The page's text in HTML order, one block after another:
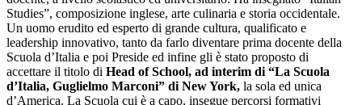
Studies”, composizione inglese, arte culinaria e storia occidentale.
Un uomo erudito ed esperto di grande cultura, qualificato e
leadership innovativo, tanto da farlo diventare prima docente della
Scuola d’Italia e poi Preside ed infine gli è stato proposto di
accettare il titolo di Head of School, ad interim di “La Scuola
d’Italia, Guglielmo Marconi” di New York, la sola ed unica
d’America. La Scuola cui è a capo, insegue percorsi formativi